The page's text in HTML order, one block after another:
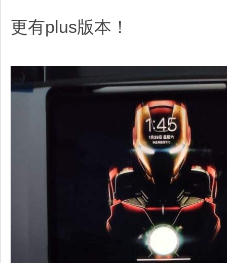
更有plus版本！